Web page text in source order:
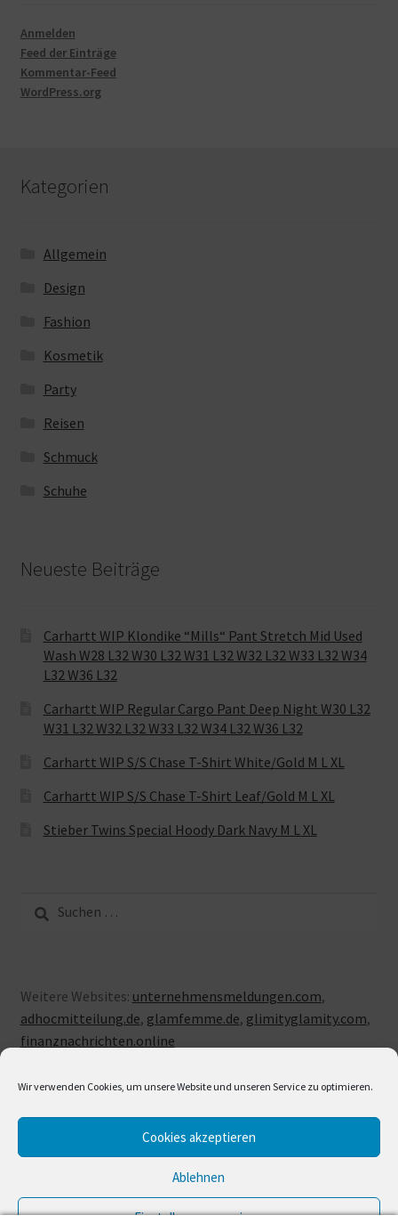
Wir verwenden Cookies, um unsere Website und unseren Service zu optimieren.
Cookies akzeptieren
Ablehnen
Einstellungen anzeigen
Anmelden
Feed der Einträge
Kommentar-Feed
WordPress.org
Kategorien
Allgemein
Design
Fashion
Kosmetik
Party
Reisen
Schmuck
Schuhe
Neueste Beiträge
Carhartt WIP Klondike “Mills“ Pant Stretch Mid Used
Wash W28 L32 W30 L32 W31 L32 W32 L32 W33 L32 W34
L32 W36 L32
Carhartt WIP Regular Cargo Pant Deep Night W30 L32
W31 L32 W32 L32 W33 L32 W34 L32 W36 L32
Carhartt WIP S/S Chase T-Shirt White/Gold M L XL
Carhartt WIP S/S Chase T-Shirt Leaf/Gold M L XL
Stieber Twins Special Hoody Dark Navy M L XL
nach:
Weitere Websites: unternehmensmeldungen.com,
adhocmitteilung.de, glamfemme.de, glimityglamity.com,
finanznachrichten.online
© LUXUSLOVE 2026
Erstellt mit Storefront & WooCommerce